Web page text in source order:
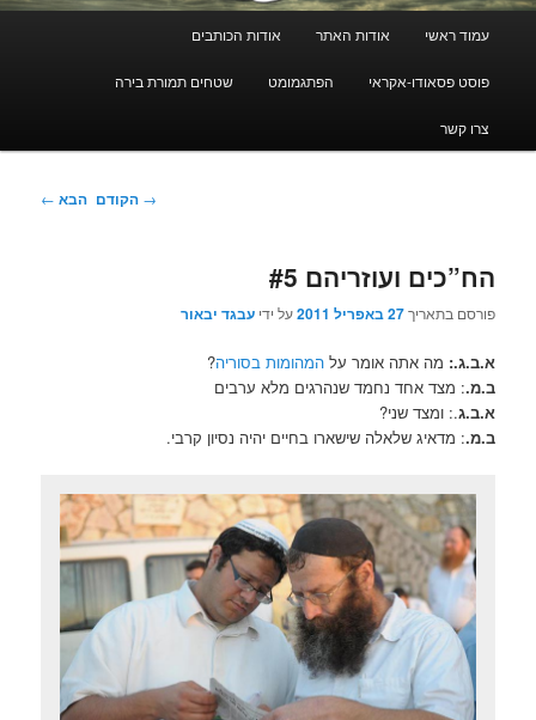
עמוד ראשי אודות האתר אודות הכותבים
פוסט פסאודו-אקראי הפתגמומט שטחים תמורת בירה
צרו קשר
ניווט
→ הקודם הבא ←
הח”כים ועוזריהם #5
פורסם בתאריך27 באפריל 2011 על ידיעבגד יבאור
א.ב.ג.: מה אתה אומר עלהמהומות בסוריה?
ב.מ.: מצד אחד נחמד שנהרגים מלא ערבים
א.ב.ג.: ומצד שני?
ב.מ.: מדאיג שלאלה שישארו בחיים יהיה נסיון קרבי.